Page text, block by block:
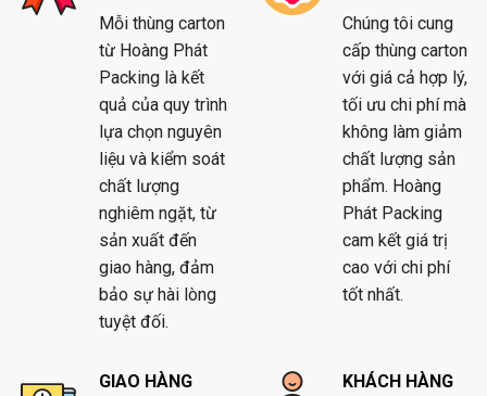
Mỗi thùng carton
từ Hoàng Phát
Packing là kết
quả của quy trình
lựa chọn nguyên
liệu và kiểm soát
chất lượng
nghiêm ngặt, từ
sản xuất đến
giao hàng, đảm
bảo sự hài lòng
tuyệt đối.
Chúng tôi cung
cấp thùng carton
với giá cả hợp lý,
tối ưu chi phí mà
không làm giảm
chất lượng sản
phẩm. Hoàng
Phát Packing
cam kết giá trị
cao với chi phí
tốt nhất.
GIAO HÀNG
KHÁCH HÀNG